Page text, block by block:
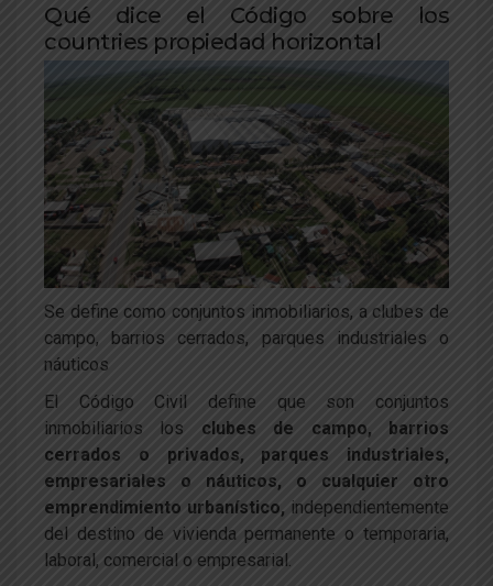
Qué dice el Código sobre los
countries propiedad horizontal
Se define como conjuntos inmobiliarios, a clubes de
campo, barrios cerrados, parques industriales o
náuticos
El Código Civil define que son conjuntos
inmobiliarios los clubes de campo, barrios
cerrados o privados, parques industriales,
empresariales o náuticos, o cualquier otro
emprendimiento urbanístico, independientemente
del destino de vivienda permanente o temporaria,
laboral, comercial o empresarial.